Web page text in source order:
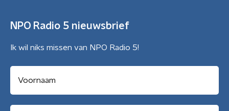
NPO Radio 5 nieuwsbrief
Ik wil niks missen van NPO Radio 5!